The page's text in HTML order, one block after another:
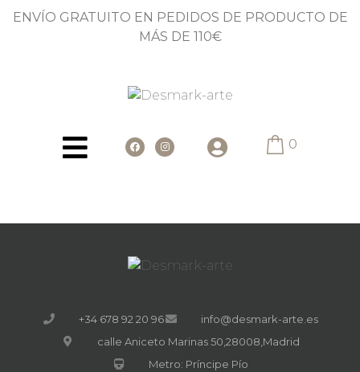
ENVÍO GRATUITO EN PEDIDOS DE PRODUCTO DE
MÁS DE 110€
0
+34 678 92 20 96
info@desmark-arte.es
calle Aniceto Marinas 50,28008,Madrid
Metro: Príncipe Pío